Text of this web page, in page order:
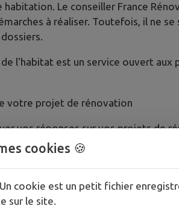
habitation. Le conseiller France
à réaliser. Toutefois, il ne
de l'habitat est un service ouvert
votre projet de rénovation
vos réponses sur vos projets de
cookies 🍪
cookie est un petit fichier
sur le site.